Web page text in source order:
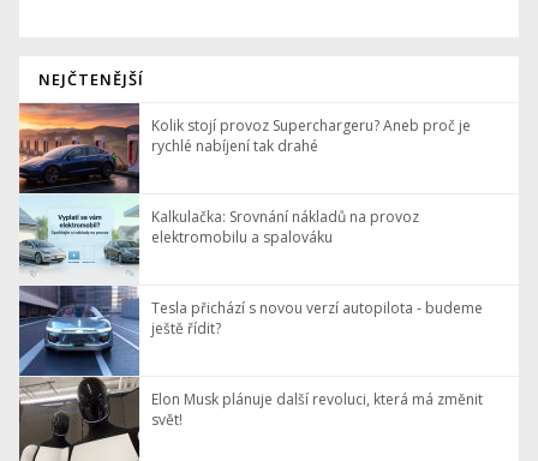
NEJČTENĚJŠÍ
Kolik stojí provoz Superchargeru? Aneb proč je
rychlé nabíjení tak drahé
Kalkulačka: Srovnání nákladů na provoz
elektromobilu a spalováku
Tesla přichází s novou verzí autopilota - budeme
ještě řídit?
Elon Musk plánuje další revoluci, která má změnit
svět!